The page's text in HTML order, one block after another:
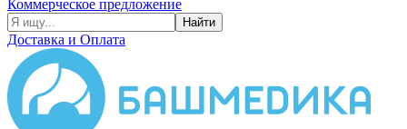
Коммерческое предложение
Найти
Доставка и Оплата